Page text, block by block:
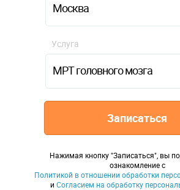
Москва
МРТ головного мозга
Услуга
Записаться
Нажимая кнопку "Записаться", вы
ознакомление с
Политикой в отношении обработки
и Согласием на обработку